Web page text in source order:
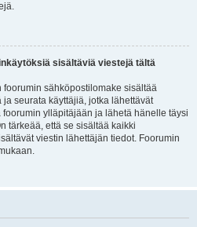
sisältäviä viestejä tältä
sähköpostilomake sisältää
seurata käyttäjiä, jotka lähettävät
ylläpitäjään ja lähetä hänelle täysi
tärkeää, että se sisältää kaikki
viestin lähettäjän tiedot. Foorumin